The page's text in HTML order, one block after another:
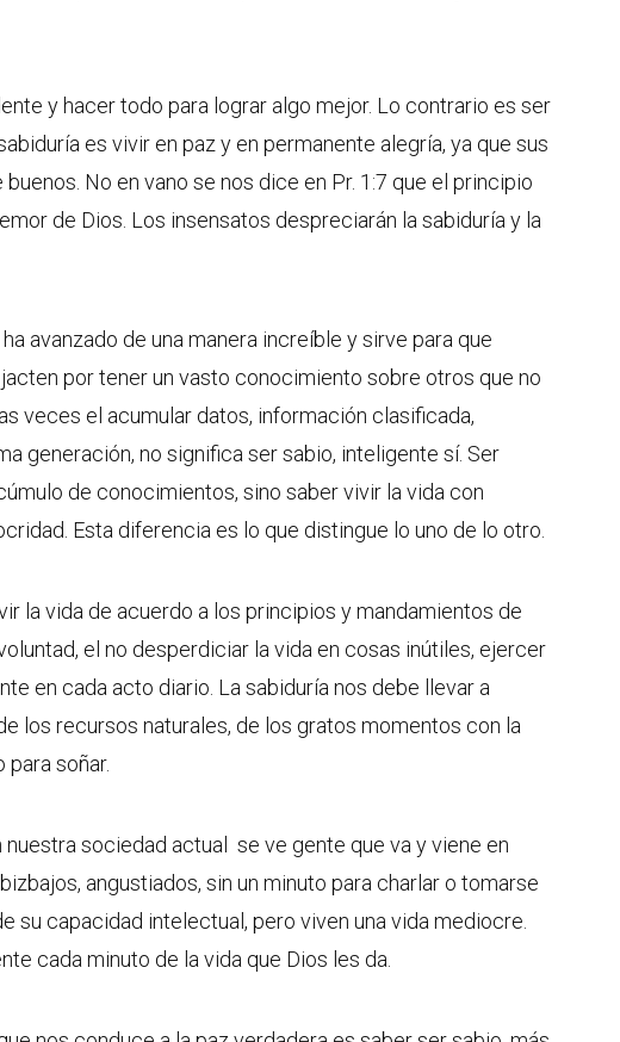
y hacer todo para lograr algo mejor. Lo contrario es ser
es vivir en paz y en permanente alegría, ya que sus
No en vano se nos dice en Pr. 1:7 que el principio
de Dios. Los insensatos despreciarán la sabiduría y la
avanzado de una manera increíble y sirve para que
por tener un vasto conocimiento sobre otros que no
veces el acumular datos, información clasificada,
generación, no significa ser sabio, inteligente sí. Ser
de conocimientos, sino saber vivir la vida con
Esta diferencia es lo que distingue lo uno de lo otro.
la vida de acuerdo a los principios y mandamientos de
el no desperdiciar la vida en cosas inútiles, ejercer
en cada acto diario. La sabiduría nos debe llevar a
los recursos naturales, de los gratos momentos con la
soñar.
sociedad actual se ve gente que va y viene en
angustiados, sin un minuto para charlar o tomarse
su capacidad intelectual, pero viven una vida mediocre.
cada minuto de la vida que Dios les da.